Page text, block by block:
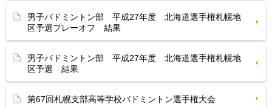
男子バドミントン部 平成27年度 北海道選手権札幌地
区予選プレーオフ 結果
男子バドミントン部 平成27年度 北海道選手権札幌地
区予選 結果
第67回札幌支部高等学校バドミントン選手権大会